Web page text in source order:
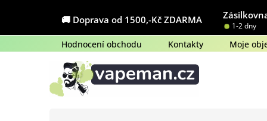
obsah
🚚 Doprava od 1500,-Kč ZDARMA
1-2 dny
Hodnocení obchodu Kontakty Moje